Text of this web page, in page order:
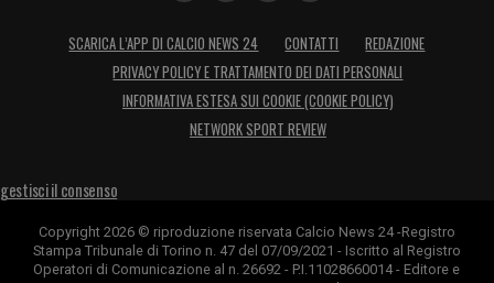
SCARICA L’APP DI CALCIO NEWS 24 CONTATTI
REDAZIONE
PRIVACY POLICY E TRATTAMENTO DEI DATI PERSONALI
INFORMATIVA ESTESA SUI COOKIE (COOKIE POLICY)
NETWORK SPORT REVIEW
gestisci il consenso
Copyright 2026 © riproduzione riservata Calcio News 24 -Registro
Stampa Tribunale di Torino n. 47 del 07/09/2021 - Iscritto al Registro
Operatori di Comunicazione al n. 26692 - P.I.11028660014 - Editore e